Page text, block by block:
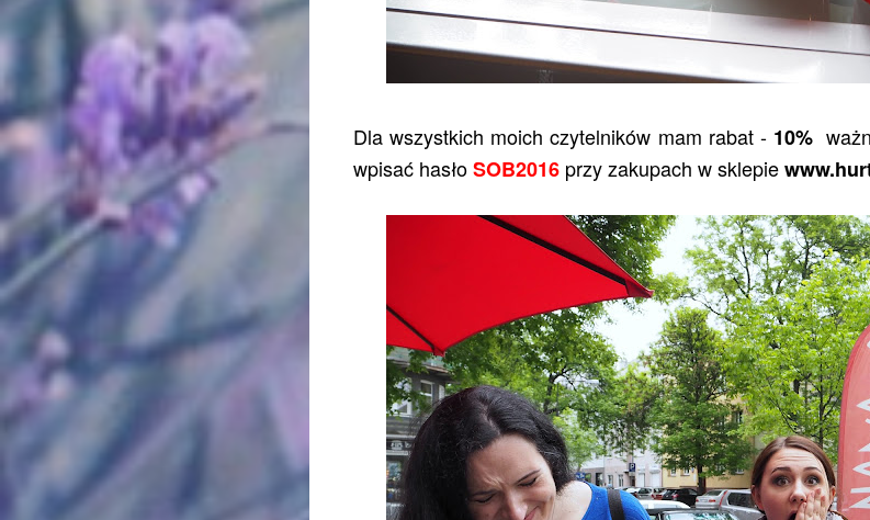
Dla wszystkich moich czytelników mam rabat - 10%
wpisać hasłoSOB2016 przy zakupach w sklepie